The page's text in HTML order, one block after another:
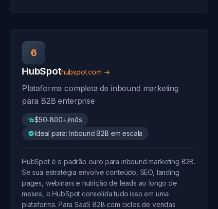
6
HubSpothubspot.com →
Plataforma completa de inbound marketing
para B2B enterprise
$50-800+/mês
Ideal para: Inbound B2B em escala
HubSpot é o padrão ouro para inbound marketing B2B.
Se sua estratégia envolve conteúdo, SEO, landing
pages, webinars e nutrição de leads ao longo de
meses, o HubSpot consolida tudo isso em uma
plataforma. Para SaaS B2B com ciclos de vendas